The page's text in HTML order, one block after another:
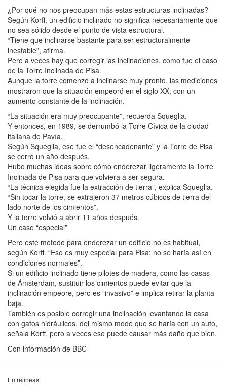
¿Por qué no nos preocupan más estas estructuras inclinadas?
Según Korff, un edificio inclinado no significa necesariamente que
no sea sólido desde el punto de vista estructural.
“Tiene que inclinarse bastante para ser estructuralmente
inestable”, afirma.
Pero a veces hay que corregir las inclinaciones, como fue el caso
de la Torre Inclinada de Pisa.
Aunque la torre comenzó a inclinarse muy pronto, las mediciones
mostraron que la situación empeoró en el siglo XX, con un
aumento constante de la inclinación.
“La situación era muy preocupante”, recuerda Squeglia.
Y entonces, en 1989, se derrumbó la Torre Cívica de la ciudad
italiana de Pavía.
Según Squeglia, ese fue el “desencadenante” y la Torre de Pisa
se cerró un año después.
Hubo muchas ideas sobre cómo enderezar ligeramente la Torre
Inclinada de Pisa para que volviera a ser segura.
“La técnica elegida fue la extracción de tierra”, explica Squeglia.
“Sin tocar la torre, se extrajeron 37 metros cúbicos de tierra del
lado norte de los cimientos”.
Y la torre volvió a abrir 11 años después.
Un caso “especial”
Pero este método para enderezar un edificio no es habitual,
según Korff. “Eso es muy especial para Pisa; no se haría así en
condiciones normales”.
Si un edificio inclinado tiene pilotes de madera, como las casas
de Ámsterdam, sustituir los cimientos puede evitar que la
inclinación empeore, pero es “invasivo” e implica retirar la planta
baja.
También es posible corregir una inclinación levantando la casa
con gatos hidráulicos, del mismo modo que se haría con un auto,
señala Korff, pero a veces eso puede causar más daño que bien.
Con información de BBC
Entrelineas